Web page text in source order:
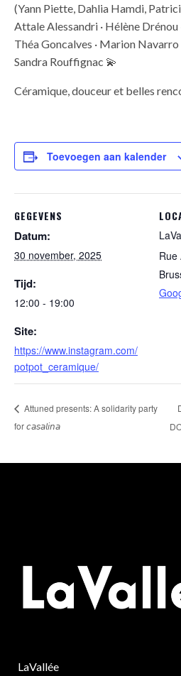
(Yann Piette, Dahlia Hamdi,
Attale Alessandri · Hélène Drénou
Théa Goncalves · Marion Navarro
Sandra Rouffignac 💫
Céramique, douceur et belles
Toevoegen aan kalender
GEGEVENS
Datum:
30 november, 2025
Tijd:
12:00 - 19:00
Site:
https://www.instagram.com/
potpot_ceramique/
Rue
Attuned presents: A solidarity party
for 𝘤𝘢𝘴𝘢𝘭𝘪𝘯𝘢
LaVallée